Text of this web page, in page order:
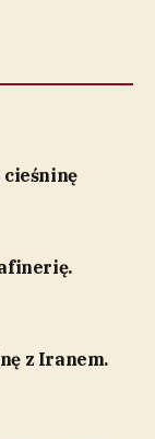
z Iranem.